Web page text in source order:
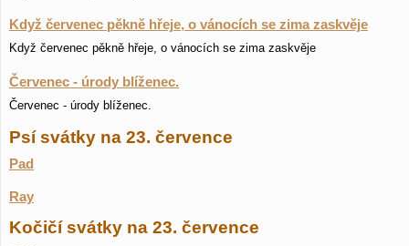
Když červenec pěkně hřeje, o vánocích se zima zaskvěje
Když červenec pěkně hřeje, o vánocích se zima zaskvěje
Červenec - úrody blíženec.
Červenec - úrody blíženec.
Psí svátky na 23. července
Pad
Ray
Kočičí svátky na 23. července